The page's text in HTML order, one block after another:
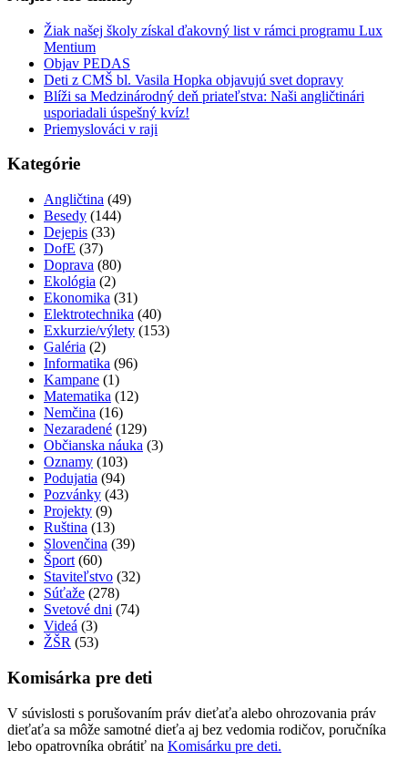
Žiak našej školy získal ďakovný list v rámci programu Lux
Mentium
Objav PEDAS
Deti z CMŠ bl. Vasila Hopka objavujú svet dopravy
Blíži sa Medzinárodný deň priateľstva: Naši angličtinári
usporiadali úspešný kvíz!
Priemyslováci v raji
Kategórie
Angličtina (49)
Besedy (144)
Dejepis (33)
DofE (37)
Doprava (80)
Ekológia (2)
Ekonomika (31)
Elektrotechnika (40)
Exkurzie/výlety (153)
Galéria (2)
Informatika (96)
Kampane (1)
Matematika (12)
Nemčina (16)
Nezaradené (129)
Občianska náuka (3)
Oznamy (103)
Podujatia (94)
Pozvánky (43)
Projekty (9)
Ruština (13)
Slovenčina (39)
Šport (60)
Staviteľstvo (32)
Súťaže (278)
Svetové dni (74)
Videá (3)
ŽŠR (53)
Komisárka pre deti
V súvislosti s porušovaním práv dieťaťa alebo ohrozovania práv
dieťaťa sa môže samotné dieťa aj bez vedomia rodičov, poručníka
lebo opatrovníka obrátiť na Komisárku pre deti.